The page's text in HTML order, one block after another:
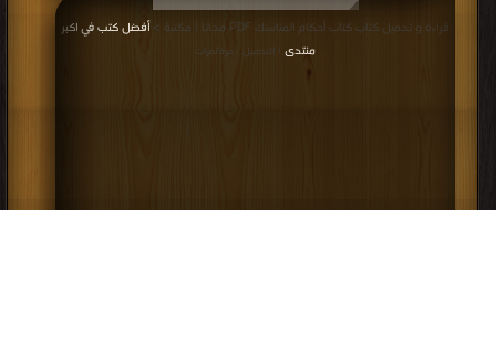
قراءة و تحميل كتاب كتاب أحكام المناسك PDF مجانا | مكتبة >
أفضل كتب في اكبر
منتدى
| التحميل : مرة/مرات